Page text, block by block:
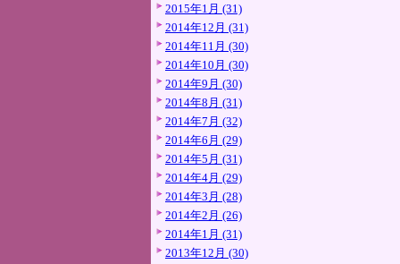
2015年1月 (31)
2014年12月 (31)
2014年11月 (30)
2014年10月 (30)
2014年9月 (30)
2014年8月 (31)
2014年7月 (32)
2014年6月 (29)
2014年5月 (31)
2014年4月 (29)
2014年3月 (28)
2014年2月 (26)
2014年1月 (31)
2013年12月 (30)